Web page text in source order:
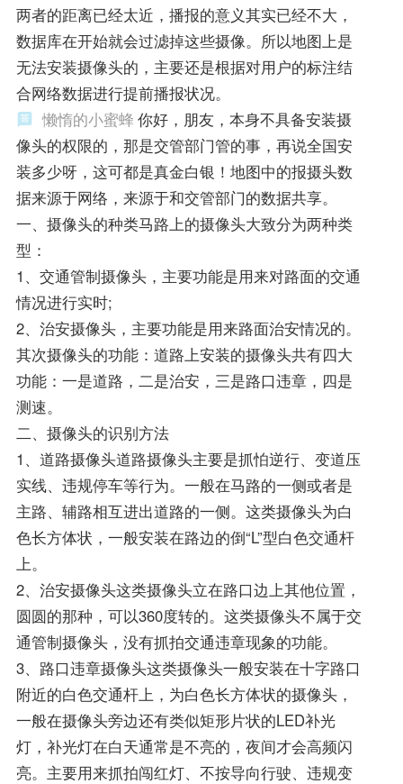
两者的距离已经太近，播报的意义其实已经不大，
数据库在开始就会过滤掉这些摄像。所以地图上是
无法安装摄像头的，主要还是根据对用户的标注结
合网络数据进行提前播报状况。
懒惰的小蜜蜂 你好，朋友，本身不具备安装摄
像头的权限的，那是交管部门管的事，再说全国安
装多少呀，这可都是真金白银！地图中的报摄头数
据来源于网络，来源于和交管部门的数据共享。
一、摄像头的种类马路上的摄像头大致分为两种类
型：
1、交通管制摄像头，主要功能是用来对路面的交通
情况进行实时;
2、治安摄像头，主要功能是用来路面治安情况的。
其次摄像头的功能：道路上安装的摄像头共有四大
功能：一是道路，二是治安，三是路口违章，四是
测速。
二、摄像头的识别方法
1、道路摄像头道路摄像头主要是抓怕逆行、变道压
实线、违规停车等行为。一般在马路的一侧或者是
主路、辅路相互进出道路的一侧。这类摄像头为白
色长方体状，一般安装在路边的倒“L”型白色交通杆
上。
2、治安摄像头这类摄像头立在路口边上其他位置，
圆圆的那种，可以360度转的。这类摄像头不属于交
通管制摄像头，没有抓拍交通违章现象的功能。
3、路口违章摄像头这类摄像头一般安装在十字路口
附近的白色交通杆上，为白色长方体状的摄像头，
一般在摄像头旁边还有类似矩形片状的LED补光
灯，补光灯在白天通常是不亮的，夜间才会高频闪
亮。主要用来抓拍闯红灯、不按导向行驶、违规变